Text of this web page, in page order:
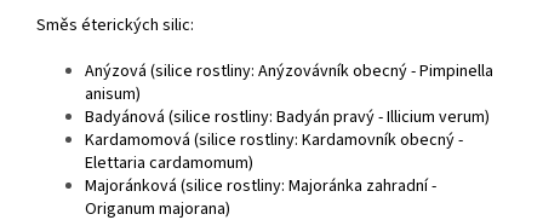
Směs éterických silic:
Anýzová (silice rostliny: Anýzovávník obecný - Pimpinella
anisum)
Badyánová (silice rostliny: Badyán pravý - Illicium verum)
Kardamomová (silice rostliny: Kardamovník obecný -
Elettaria cardamomum)
Majoránková (silice rostliny: Majoránka zahradní -
Origanum majorana)